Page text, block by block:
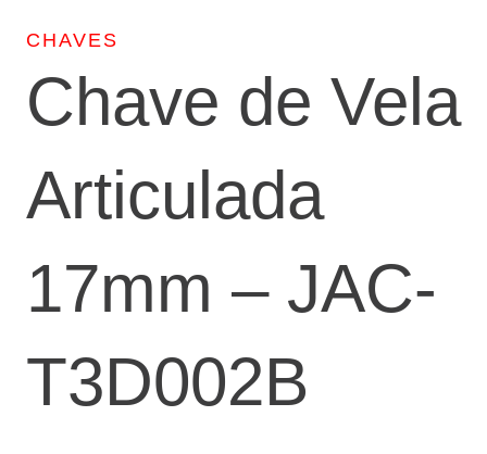
CHAVES
Chave de Vela
Articulada
17mm – JAC-
T3D002B